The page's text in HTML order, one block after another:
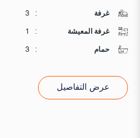
غرفة :
3
غرفة المعيشة :
1
حمام :
3
عرض التفاصيل